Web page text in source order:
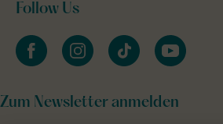
Follow Us
facebookinstagramtiktok youtube
Zum Newsletter anmelden